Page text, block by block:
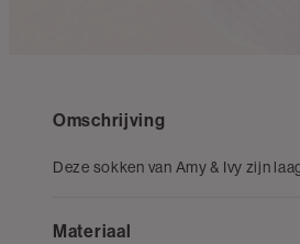
Omschrijving
Deze sokken van Amy & Ivy zijn
Materiaal